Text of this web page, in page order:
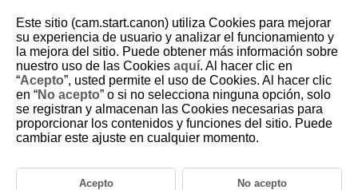
D185-146
Modificación de la información de
orientación de vídeo
reproducción del vídeo (que determina qué lado es el de arriba).
Este sitio (cam.start.canon) utiliza Cookies para mejorar
su experiencia de usuario y analizar el funcionamiento y
la mejora del sitio. Puede obtener más información sobre
nuestro uso de las Cookies aquí. Al hacer clic en
“Acepto”, usted permite el uso de Cookies. Al hacer clic
en “No acepto” o si no selecciona ninguna opción, solo
se registran y almacenan las Cookies necesarias para
proporcionar los contenidos y funciones del sitio. Puede
cambiar este ajuste en cualquier momento.
Acepto No acepto